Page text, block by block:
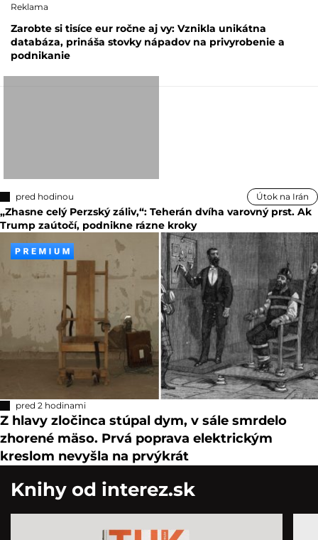
Reklama
Zarobte si tisíce eur ročne aj vy: Vznikla unikátna
databáza, prináša stovky nápadov na privyrobenie a
podnikanie
pred hodinou Útok na Irán
„Zhasne celý Perzský záliv,“: Teherán dvíha varovný prst. Ak
Trump zaútočí, podnikne rázne kroky
pred 2 hodinami
Z hlavy zločinca stúpal dym, v sále smrdelo
zhorené mäso. Prvá poprava elektrickým
kreslom nevyšla na prvýkrát
Knihy od interez.sk